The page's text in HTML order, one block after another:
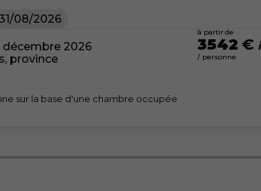
08/2026
2026
province
à partir de
3542 €
/ personne
sur la base d'une chambre occupée